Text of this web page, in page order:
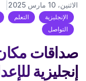
الاثنين، 10 مارس 2025
الإنجليزية التعلم
التواصل
صداقات
إنجليزية